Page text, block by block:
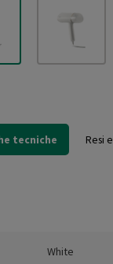
tecniche Resi
White